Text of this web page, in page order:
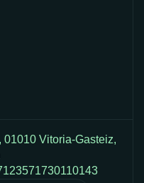
Vitoria-Gasteiz,